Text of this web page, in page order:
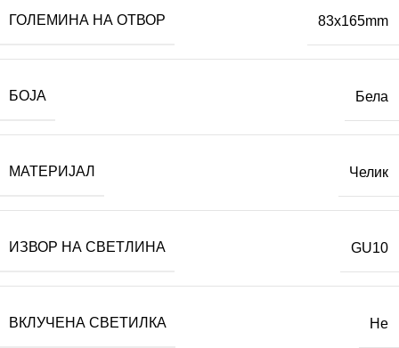
ГОЛЕМИНА НА ОТВОР 83x165mm
БОЈА Бела
МАТЕРИЈАЛ Челик
ИЗВОР НА СВЕТЛИНА GU10
ВКЛУЧЕНА СВЕТИЛКА Не